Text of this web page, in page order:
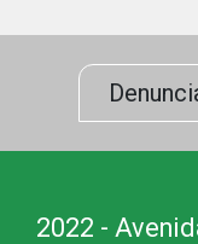
2022 -